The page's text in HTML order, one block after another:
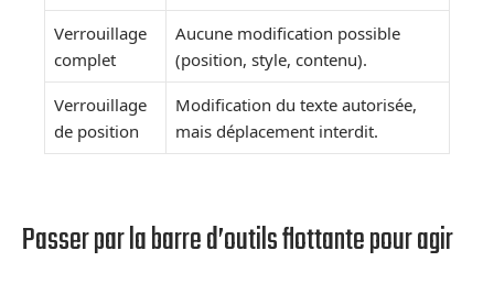
Verrouillage
complet
Aucune modification possible
(position, style, contenu).
Verrouillage
de position
Modification du texte autorisée,
mais déplacement interdit.
Passer par la barre d’outils flottante pour agir